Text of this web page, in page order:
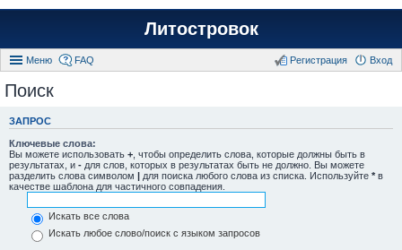
Литостровок
Меню FAQ Вход
Регистрация
Поиск
ЗАПРОС
Ключевые слова:
Вы можете использовать + , чтобы определить слова, которые должны быть в
результатах, и - для слов, которых в результатах быть не должно. Вы можете
разделить слова символом | для поиска любого слова из списка. Используйте * в
качестве шаблона для частичного совпадения.
Искать все слова
Искать любое слово/поиск с языком запросов